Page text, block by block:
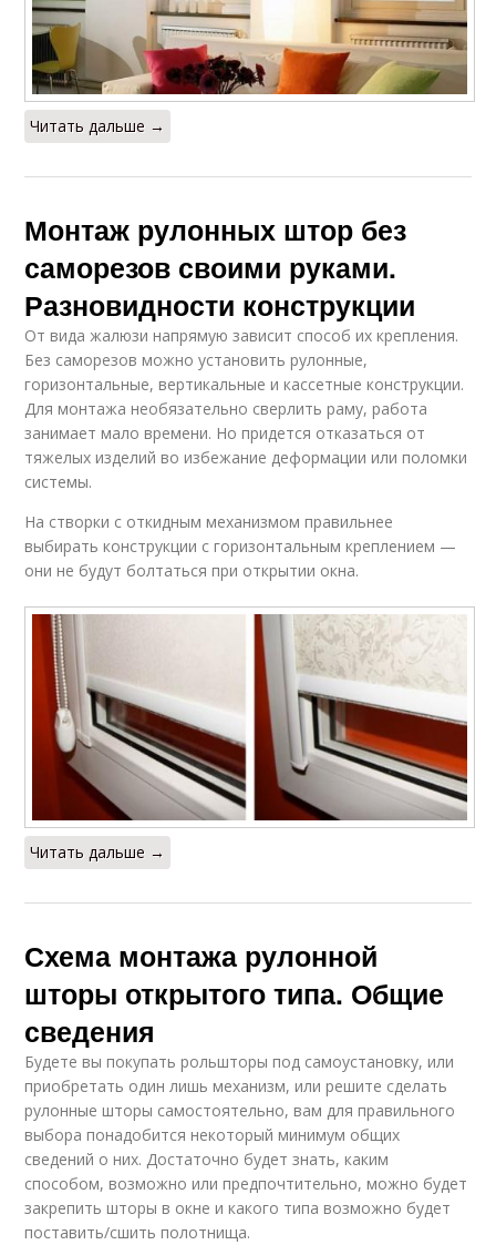
Читать дальше →
Монтаж рулонных штор без
саморезов своими руками.
Разновидности конструкции
От вида жалюзи напрямую зависит способ их крепления.
Без саморезов можно установить рулонные,
горизонтальные, вертикальные и кассетные конструкции.
Для монтажа необязательно сверлить раму, работа
занимает мало времени. Но придется отказаться от
тяжелых изделий во избежание деформации или поломки
системы.
На створки с откидным механизмом правильнее
выбирать конструкции с горизонтальным креплением —
они не будут болтаться при открытии окна.
Читать дальше →
Схема монтажа рулонной
шторы открытого типа. Общие
сведения
Будете вы покупать рольшторы под самоустановку, или
приобретать один лишь механизм, или решите сделать
рулонные шторы самостоятельно, вам для правильного
выбора понадобится некоторый минимум общих
сведений о них. Достаточно будет знать, каким
способом, возможно или предпочтительно, можно будет
закрепить шторы в окне и какого типа возможно будет
поставить/сшить полотнища.